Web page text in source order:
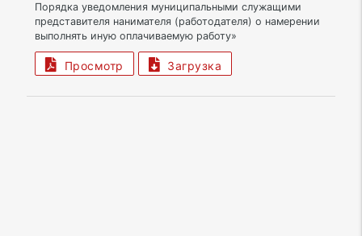
Порядка уведомления муниципальными служащими
представителя нанимателя (работодателя) о намерении
выполнять иную оплачиваемую работу»
Просмотр Загрузка